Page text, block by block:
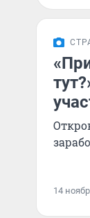
14